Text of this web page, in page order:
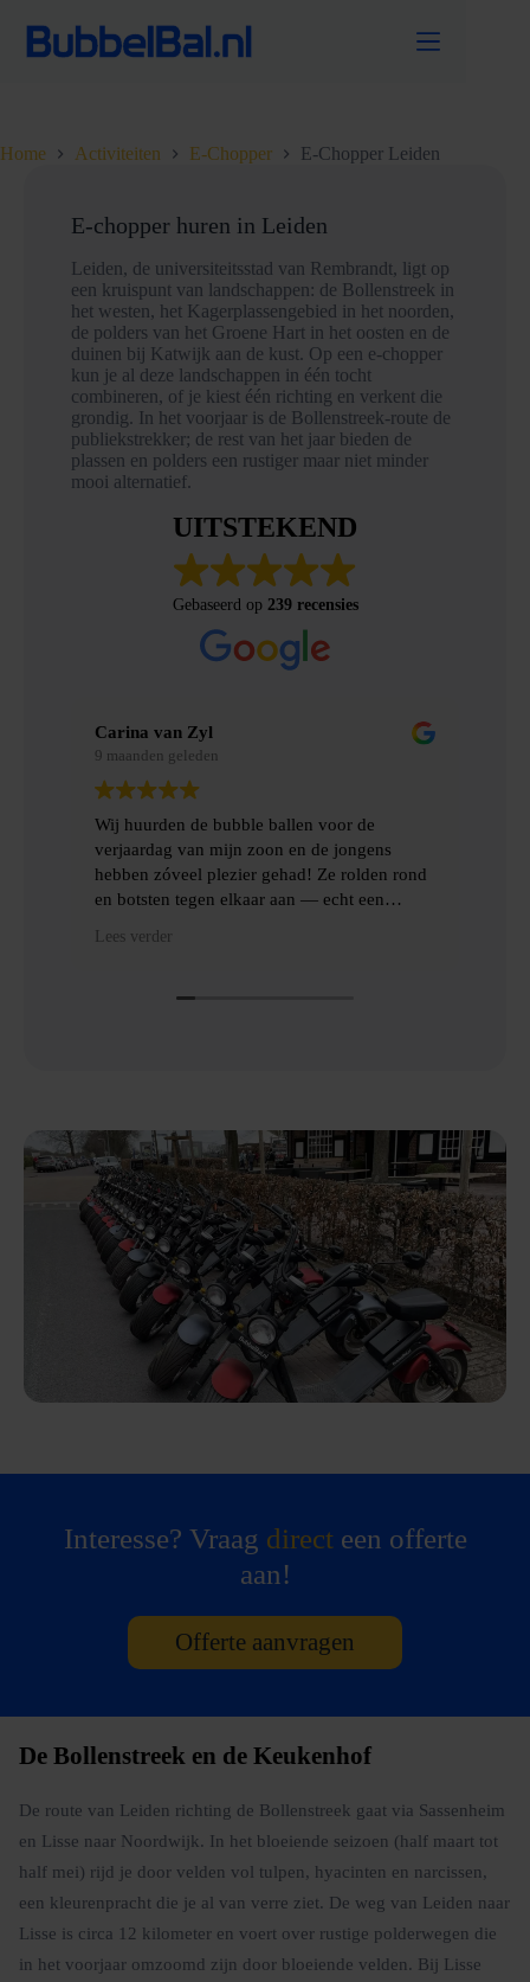
naar
Home Activiteiten E-Chopper E-Chopper Leiden
E-chopper huren in Leiden
Leiden, de universiteitsstad van Rembrandt, ligt op
een kruispunt van landschappen: de Bollenstreek in
het westen, het Kagerplassengebied in het noorden,
de polders van het Groene Hart in het oosten en de
duinen bij Katwijk aan de kust. Op een e-chopper
kun je al deze landschappen in één tocht
combineren, of je kiest één richting en verkent die
grondig. In het voorjaar is de Bollenstreek-route de
publiekstrekker; de rest van het jaar bieden de
plassen en polders een rustiger maar niet minder
mooi alternatief.
UITSTEKEND
Gebaseerd op 239 recensies
Carina van Zyl
9 maanden geleden
Wij huurden de bubble ballen voor de
verjaardag van mijn zoon en de jongens
hebben zóveel plezier gehad! Ze rolden rond
en botsten tegen elkaar aan — echt een
Lees verder
Interesse? Vraag directeen offerte
aan!
Offerte aanvragen
De Bollenstreek en de Keukenhof
De route van Leiden richting de Bollenstreek gaat via Sassenheim
en Lisse naar Noordwijk. In het bloeiende seizoen (half maart tot
half mei) rijd je door velden vol tulpen, hyacinten en narcissen,
een kleurenpracht die je al van verre ziet. De weg van Leiden naar
Lisse is circa 12 kilometer en voert over rustige polderwegen die
in het voorjaar omzoomd zijn door bloeiende velden. Bij Lisse